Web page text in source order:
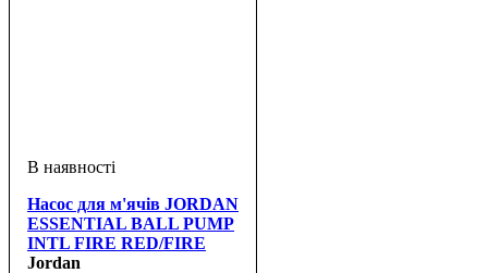
Насос для м'ячів JORDAN
ESSENTIAL BALL PUMP
INTL FIRE RED/FIRE
RED/WHITE NS
Jordan